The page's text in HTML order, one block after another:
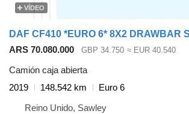
VÍDEO
ARS 70.080.000 GBP 34.750 ≈ EUR 40.540
Camión caja abierta
2019
148.542 km
Euro 6
Reino Unido, Sawley